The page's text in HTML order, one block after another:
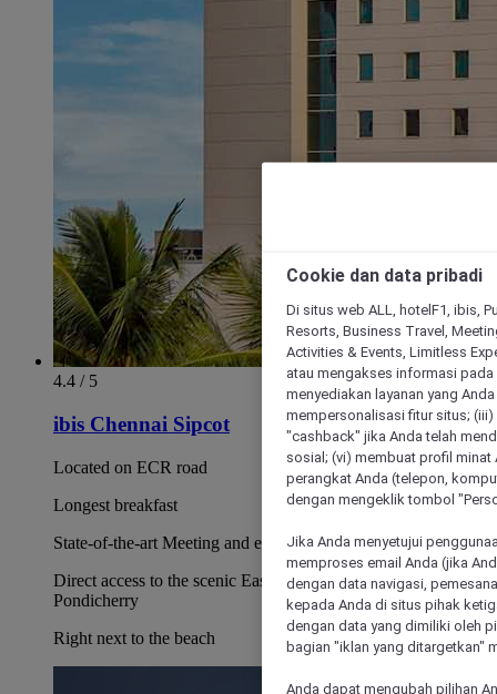
4.4 / 5
ibis Chennai Sipcot
Located on ECR road
Longest breakfast
State-of-the-art Meeting and event facilities
Direct access to the scenic East Coast Road which connects to
Pondicherry
Right next to the beach
Cookie dan data pribadi
Di situs web ALL, hotelF1, ibis,
Resorts, Business Travel,
Activities & Events, Limitless
atau mengakses informasi
menyediakan layanan yang
mempersonalisasi fitur situs;
"cashback" jika Anda telah
sosial; (vi) membuat profil
perangkat Anda (telepon,
dengan mengeklik tombol
Jika Anda menyetujui
memproses email Anda (jika
dengan data navigasi,
kepada Anda di situs pihak
dengan data yang dimiliki oleh
bagian "iklan yang ditargetkan"
Anda dapat mengubah pilihan